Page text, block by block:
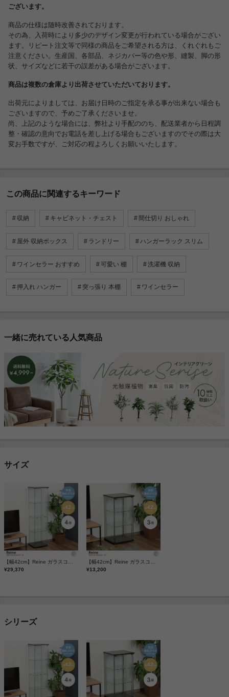
ございます。
商品の仕様は随時改善されております。
その為、入荷時により多少のデザイン変更が行われている場合がござい
ます。リピート注文等で同様の商品をご希望される方は、くれぐれもご
注意ください。生産国、各部品、ネジカバー等の色や形、縫製、脚の形
状、サイズなどに若干の誤差がある場合がございます。
商品は複数の倉庫より出荷させていただいております。
出荷元によりましては、お届け日時のご指定を承る事が出来ない場合も
ございますので、予めご了承くださいませ。
尚、上記のような場合には、弊社より手配ののち、配送業者から日程調
整・確認の意向でお電話を差し上げる場合もございますのでその際は大
変お手数ですが、ご対応の程よろしくお願いいたします。
この商品に関連するキーワード
収納 キャビネット・チェスト 間仕切り おしゃれ
屋外 収納ボックス ランドリー ハンガーラック スリム
ワインセラー おすすめ 可愛い 棚 洗濯機 収納
押入れ ハンガー 突っ張り 本棚 ワインセラー
一緒に売れている人気商品
サイズ
【幅42cm】Reine ガラスコレクションケース
¥29,370
【幅42cm】Reine ガラスコレクションケース
¥13,200
シリーズ